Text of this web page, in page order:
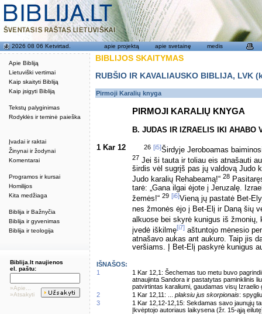
Apie Bibliją
Lietuviški vertimai
Kaip skaityti Bibliją
Kaip įsigyti Bibliją
Tekstų palyginimas
Rodyklės ir teminė paieška
Įvadai ir raktai
Žinynai ir žodynai
Komentarai
Programos ir kursai
Homilijos
Kita medžiaga
Biblija ir Bažnyčia
Biblija ir gyvenimas
Biblija ir teologija
2026 08 06 Ketvirtad. apie projektą apie svetainę medis
Biblija.lt naujienos
el. paštu:
»Apie...
»Atsakyti
BIBLIJOS SKAITYMAS
RUBŠIO IR KAVALIAUSKO BIBLIJA,
Pirmoji Karalių knyga
PIRMOJI KARALIŲ KNYGA
B. JUDAS IR IZRAELIS IKI AHABO
1 Kar 12 26 [i5]Širdyje Jeroboamas
27 Jei ši tauta ir toliau eis atnašauti
širdis vėl sugrįš pas jų valdovą Judo
Judo karalių Rehabeamą!“ 28
tarė: „Gana ilgai ėjote į Jeruzalę.
žemės!“ 29 [i6]Vieną jų pastatė Bet-
nes žmonės ėjo į Bet-Elį ir Daną šių
alkuose bei skyrė kunigus iš
įvedė iškilmę[i7] aštuntojo mėnesio
atnašavo aukas ant aukuro. Taip jis
veršiams. Į Bet-Elį paskyrė kunigus
IŠNAŠOS:
1
1 Kar 12,1: Šechemas tuo metu buvo
atnaujinta Sandora ir pastatytas paminklinis
patvirtintas karaliumi, gaudamas visų Izraelio
2
1 Kar 12,11: ... plaksiu jus skorpionais:
3
1 Kar 12,12-12,15: Sekdamas savo jaunųjų
Įkvėptojo autoriaus laikysena (žr. 15-ąją